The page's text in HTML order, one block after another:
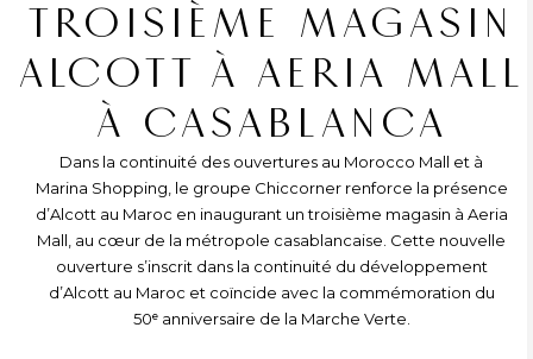
TROISIÈME MAGASIN
ALCOTT À AERIA MALL
À CASABLANCA
Dans la continuité des ouvertures au Morocco Mall et à
Marina Shopping, le groupe Chiccorner renforce la présence
d’Alcott au Maroc en inaugurant un troisième magasin à Aeria
Mall, au cœur de la métropole casablancaise. Cette nouvelle
ouverture s’inscrit dans la continuité du développement
d’Alcott au Maroc et coïncide avec la commémoration du
50ᵉ anniversaire de la Marche Verte.